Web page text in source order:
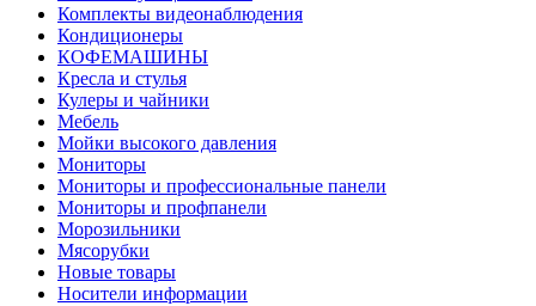
Комплекты видеонаблюдения
Кондиционеры
КОФЕМАШИНЫ
Кресла и стулья
Кулеры и чайники
Мебель
Мойки высокого давления
Мониторы
Мониторы и профессиональные панели
Мониторы и профпанели
Морозильники
Мясорубки
Новые товары
Носители информации